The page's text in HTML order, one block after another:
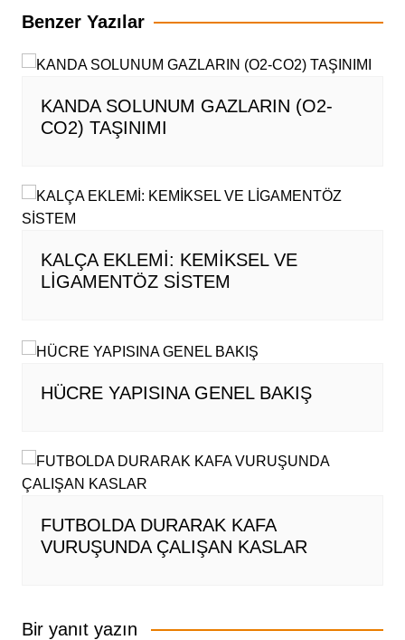
Benzer Yazılar
KANDA SOLUNUM GAZLARIN (O2-
CO2) TAŞINIMI
KALÇA EKLEMİ: KEMİKSEL VE
LİGAMENTÖZ SİSTEM
HÜCRE YAPISINA GENEL BAKIŞ
FUTBOLDA DURARAK KAFA
VURUŞUNDA ÇALIŞAN KASLAR
Bir yanıt yazın